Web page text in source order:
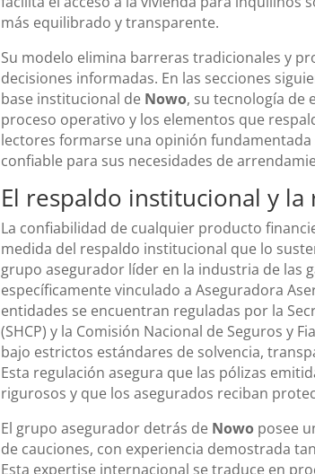
más equilibrado y transparente.
Su modelo elimina barreras tradicionales y
decisiones informadas. En las secciones
base institucional de Nowo, su tecnología de
proceso operativo y los elementos que
lectores formarse una opinión
confiable para sus necesidades de
El respaldo institucional y
La confiabilidad de cualquier producto
medida del respaldo institucional que lo
grupo asegurador líder en la industria de las
específicamente vinculado a Aseguradora
entidades se encuentran reguladas por la
(SHCP) y la Comisión Nacional de Seguros y
bajo estrictos estándares de solvencia,
Esta regulación asegura que las pólizas
rigurosos y que los asegurados reciban
El grupo asegurador detrás de Nowo posee
de cauciones, con experiencia demostrada
Esta expertise internacional se traduce en